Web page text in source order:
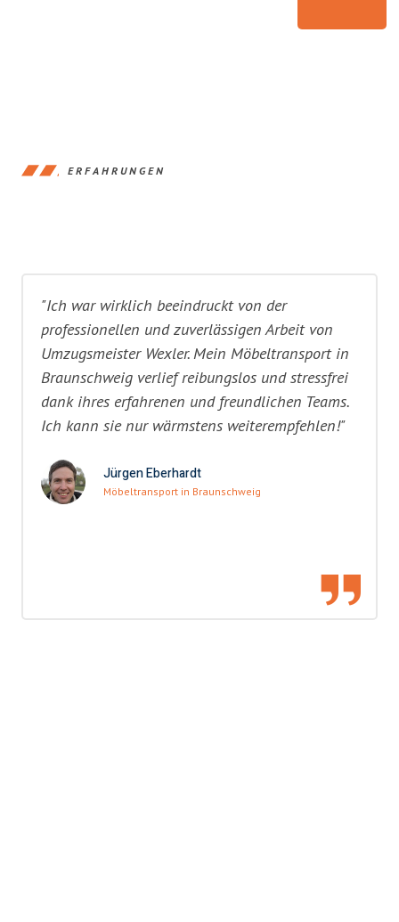
ERFAHRUNGEN
"Ich war wirklich beeindruckt von der
professionellen und zuverlässigen Arbeit von
Umzugsmeister Wexler. Mein Möbeltransport in
Braunschweig verlief reibungslos und stressfrei
dank ihres erfahrenen und freundlichen Teams.
Ich kann sie nur wärmstens weiterempfehlen!"
Jürgen Eberhardt
Möbeltransport in Braunschweig